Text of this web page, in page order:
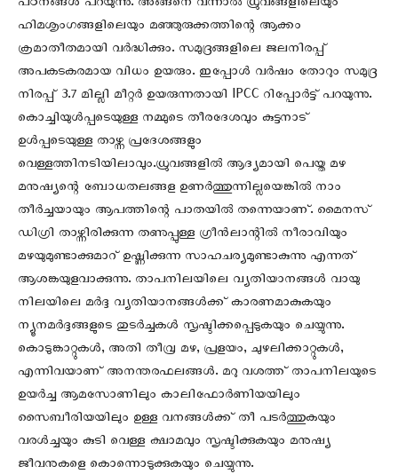
പഠനങ്ങൾ പറയുന്നു. അങ്ങനെ വന്നാൽ ധ്രുവങ്ങളിലെയും
ഹിമശൃംഗങ്ങളിലെയും മഞ്ഞുരുക്കത്തിന്റെ ആക്കം
ക്രമാതീതമായി വർദ്ധിക്കും. സമുദ്രങ്ങളിലെ ജലനിരപ്പ്
അപകടകരമായ വിധം ഉയരും. ഇപ്പോൾ വർഷം തോറും സമുദ്ര
നിരപ്പ് 3.7 മില്ലി മീറ്റർ ഉയരുന്നതായി IPCC റിപ്പോർട്ട് പറയുന്നു.
കൊച്ചിയുൾപ്പടെയുള്ള നമ്മുടെ തീരദേശവും കുട്ടനാട്
ഉൾപ്പടെയുള്ള താഴ്ന്ന പ്രദേശങ്ങളും
വെള്ളത്തിനടിയിലാവും.ധ്രുവങ്ങളിൽ ആദ്യമായി പെയ്ത മഴ
മനുഷ്യന്റെ ബോധതലങ്ങള ഉണർത്തുന്നില്ലയെങ്കിൽ നാം
തീർച്ചയായും ആപത്തിന്റെ പാതയിൽ തന്നെയാണ്. മൈനസ്
ഡിഗ്രി താഴ്ന്നിരിക്കുന്ന തണുപ്പുള്ള ഗ്രീൻലാന്റിൽ നീരാവിയും
മഴയുമുണ്ടാക്കുമാറ് ഉഷ്ണിക്കുന്ന സാഹചര്യമുണ്ടാകുന്നു എന്നത്
ആശങ്കയുളവാക്കുന്നു. താപനിലയിലെ വ്യതിയാനങ്ങൾ വായു
നിലയിലെ മർദ്ദ വ്യതിയാനങ്ങൾക്ക് കാരണമാകുകയും
ന്യൂനമർദ്ദങ്ങളുടെ തുടർച്ചകൾ സൃഷ്ടിക്കപ്പെടുകയും ചെയ്യുന്നു.
കൊടുങ്കാറ്റുകൾ, അതി തീവ്ര മഴ, പ്രളയം, ചുഴലിക്കാറ്റുകൾ,
എന്നിവയാണ് അനന്തരഫലങ്ങൾ. മറു വശത്ത് താപനിലയുടെ
ഉയർച്ച ആമസോണിലും കാലിഫോർണിയയിലും
സൈബീരിയയിലും ഉള്ള വനങ്ങൾക്ക് തീ പടർത്തുകയും
വരൾച്ചയും കുടി വെള്ള ക്ഷാമവും സൃഷ്ടിക്കുകയും മനുഷ്യ
ജീവനുകളെ കൊന്നൊടുക്കുകയും ചെയ്യുന്നു.